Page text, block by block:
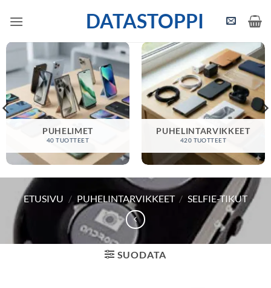
DATASTOPPI
PUHELIMET
40 TUOTTEET
PUHELINTARVIKKEET
420 TUOTTEET
ETUSIVU / PUHELINTARVIKKEET / SELFIE-TIKUT
SUODATA